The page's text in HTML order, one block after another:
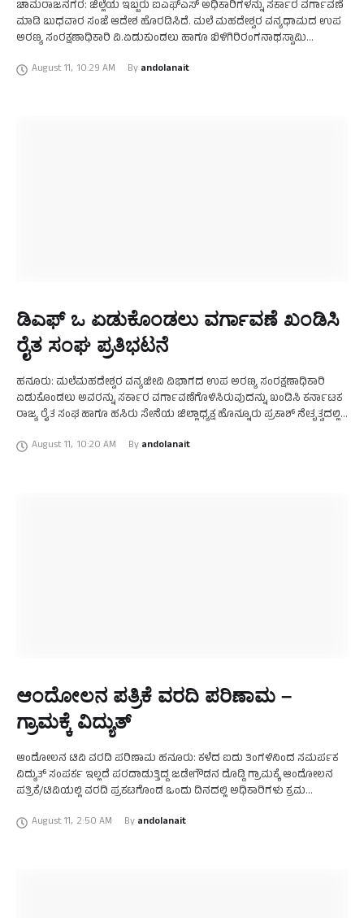
ಚಾಮರಾಜನಗರ: ಜಿಲ್ಲೆಯ ಇಬ್ಬರು ಐಎಫ್ಎಸ್ ಅಧಿಕಾರಿಗಳನ್ನು ಸರ್ಕಾರ ವರ್ಗಾವಣೆ
ಮಾಡಿ ಬುಧವಾರ ಸಂಜೆ ಆದೇಶ ಹೊರಡಿಸಿದೆ. ಮಲೆ ಮಹದೇಶ್ವರ ವನ್ಯಧಾಮದ ಉಪ
ಅರಣ್ಯ ಸಂರಕ್ಷಣಾಧಿಕಾರಿ ವಿ.ಏಡುಕುಂಡಲು ಹಾಗೂ ಬಿಳಿಗಿರಿರಂಗನಾಥಸ್ವಾಮಿ
ಡಾ.ಜಿ.ಸಂತೋಷ್‌ಕುಮಾರ್‌ …
August 11, 10:29 AM By andolanait
ಡಿಎಫ್ ಒ ಏಡುಕೊಂಡಲು ವರ್ಗಾವಣೆ ಖಂಡಿಸಿ
ರೈತ ಸಂಘ ಪ್ರತಿಭಟನೆ
ಹನೂರು: ಮಲೆಮಹದೇಶ್ವರ ವನ್ಯಜೀವಿ ವಿಭಾಗದ ಉಪ ಅರಣ್ಯ ಸಂರಕ್ಷಣಾಧಿಕಾರಿ
ಏಡುಕೊಂಡಲು ಅವರನ್ನು ಸರ್ಕಾರ ವರ್ಗಾವಣೆಗೊಳಿಸಿರುವುದನ್ನು ಖಂಡಿಸಿ ಕರ್ನಾಟಕ
ರಾಜ್ಯ ರೈತ ಸಂಘ ಹಾಗೂ ಹಸಿರು ಸೇನೆಯ ಜಿಲ್ಲಾಧ್ಯಕ್ಷ ಹೊನ್ನೂರು ಪ್ರಕಾಶ್ ನೇತೃತ್ವದಲ್ಲಿ
August 11, 10:20 AM By andolanait
ಆಂದೋಲನ ಪತ್ರಿಕೆ ವರದಿ ಪರಿಣಾಮ –
ಗ್ರಾಮಕ್ಕೆ ವಿದ್ಯುತ್
ಆಂದೋಲನ ಟಿವಿ ವರದಿ ಪರಿಣಾಮ ಹನೂರು: ಕಳೆದ ಐದು ತಿಂಗಳಿನಿಂದ ಸಮರ್ಪಕ
ವಿದ್ಯುತ್ ಸಂಪರ್ಕ ಇಲ್ಲದೆ ಪರದಾಡುತ್ತಿದ್ದ ಜಡೇಗೌಡನ ದೊಡ್ಡಿ ಗ್ರಾಮಕ್ಕೆ ಆಂದೋಲನ
ಪತ್ರಿಕೆ/ಟಿವಿಯಲ್ಲಿ ವರದಿ ಪ್ರಕಟಗೊಂಡ ಒಂದು ದಿನದಲ್ಲಿ ಅಧಿಕಾರಿಗಳು ಕ್ರಮ
August 11, 2:50 AM By andolanait